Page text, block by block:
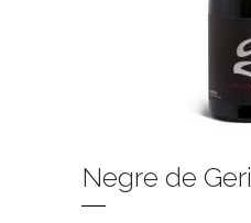
Negre de